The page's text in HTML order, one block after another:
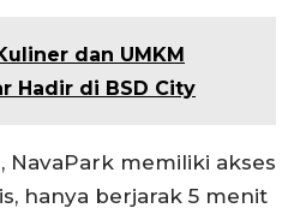
dan UMKM
Hadir di BSD City
NavaPark memiliki akses
hanya berjarak 5 menit